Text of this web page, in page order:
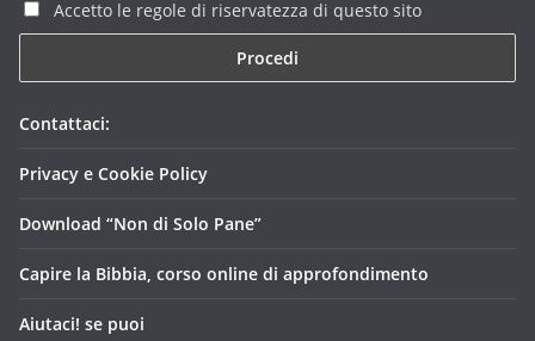
Accetto le regole di riservatezza di questo sito
Contattaci:
Privacy e Cookie Policy
Download “Non di Solo Pane”
Capire la Bibbia, corso online di approfondimento
Aiutaci! se puoi